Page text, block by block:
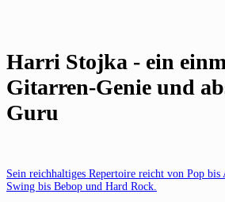
Harri Stojka - ein
Gitarren-Genie und
Guru
Sein reichhaltiges Repertoire reicht von Pop bis
Swing bis Bebop und Hard Rock.